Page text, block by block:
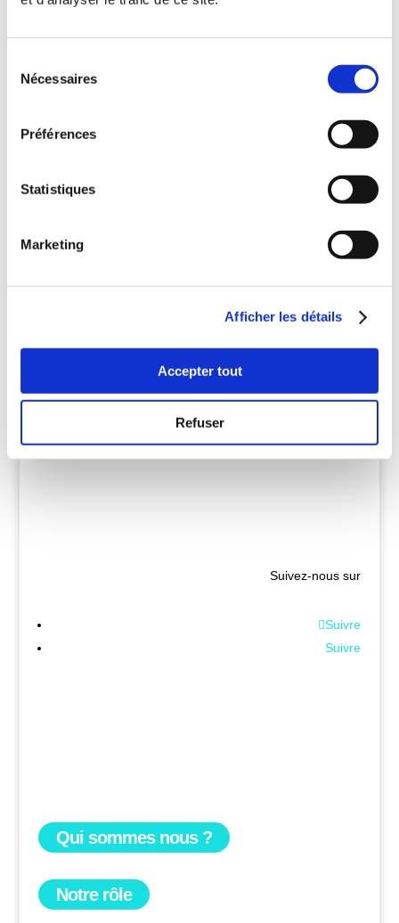
Nécessaires
Préférences
Statistiques
Marketing
Afficher les détails
Accepter tout
Refuser
Nombre d'exemplaire d'aide mémoire demandé*
Prénom
Adresse*
Email*
Suivez-nous sur
Suivre
Suivre
Qui sommes nous ?
Notre rôle